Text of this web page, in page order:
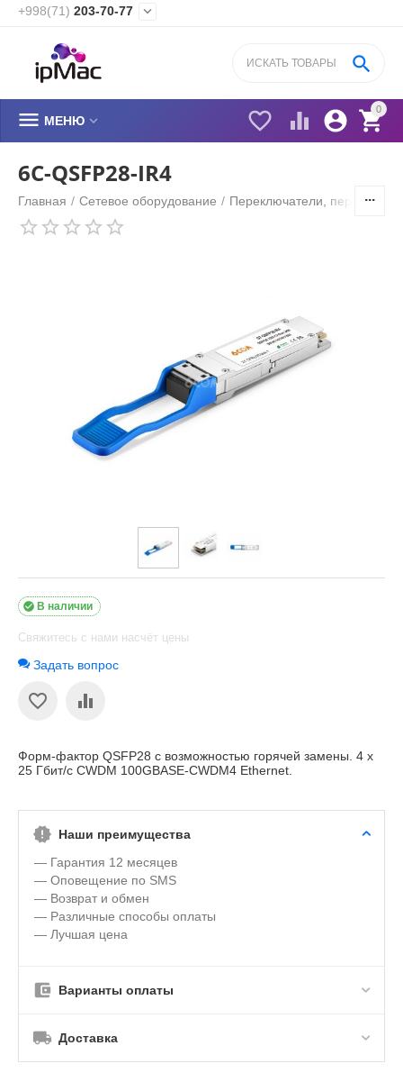
+998(71) 203-70-77 
0


 

 МЕНЮ 
6C-QSFP28-IR4
Главная / Сетевое оборудование / Переключатели,
В наличии

Свяжитесь с нами насчёт цены
Задать вопрос
Форм-фактор QSFP28 с возможностью горячей замены. 4 x
25 Гбит/с CWDM 100GBASE-CWDM4 Ethernet.
Наши преимущества
— Гарантия 12 месяцев
— Оповещение по SMS
— Возврат и обмен
— Различные способы оплаты
— Лучшая цена
Варианты оплаты
Доставка